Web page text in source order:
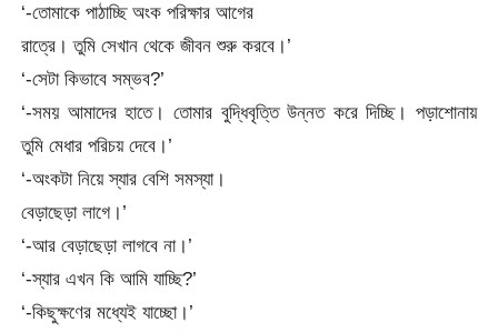
‘-তোমাকে পাঠাচ্ছি অংক পরিক্ষার আগের
রাত্রে। তুমি সেখান থেকে জীবন শুরু করবে।’
‘-সেটা কিভাবে সম্ভব?’
‘-সময় আমাদের হাতে। তোমার বুদ্ধিবৃত্তি উন্নত করে দিচ্ছি। পড়াশোনায়
তুমি মেধার পরিচয় দেবে।’
‘-অংকটা নিয়ে স্যার বেশি সমস্যা।
বেড়াছেড়া লাগে।’
‘-আর বেড়াছেড়া লাগবে না।’
‘-স্যার এখন কি আমি যাচ্ছি?’
‘-কিছুক্ষণের মধ্যেই যাচ্ছো।’